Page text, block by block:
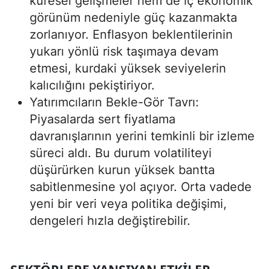
görünüm nedeniyle güç kazanmakta
zorlanıyor. Enflasyon beklentilerinin
yukarı yönlü risk taşımaya devam
etmesi, kurdaki yüksek seviyelerin
kalıcılığını pekiştiriyor.
Yatırımcıların Bekle-Gör Tavrı:
Piyasalarda sert fiyatlama
davranışlarının yerini temkinli bir izleme
süreci aldı. Bu durum volatiliteyi
düşürürken kurun yüksek bantta
sabitlenmesine yol açıyor. Orta vadede
yeni bir veri veya politika değişimi,
dengeleri hızla değiştirebilir.